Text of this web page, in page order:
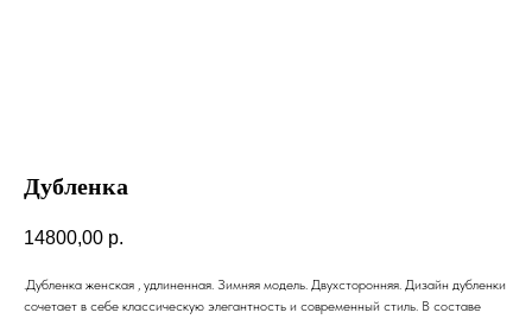
Дубленка
14800,00 р.
.Дубленка женская , удлиненная. Зимняя модель. Двухсторонняя. Дизайн дубленки
сочетает в себе классическую элегантность и современный стиль. В составе